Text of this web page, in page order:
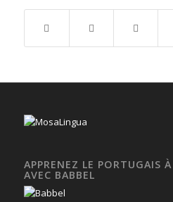
APPRENEZ LE PORTUGAIS
AVEC BABBEL